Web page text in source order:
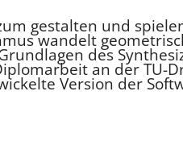
gestalten und
wandelt
des
an der TU-
Version der